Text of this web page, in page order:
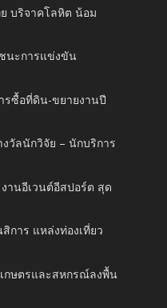
บริจาคโลหิต น้อม
นะการแข่งขัน
รซื้อที่ดิน-ขยายงานปี
งวัลนักวิจัย – นักบริการ
านอีเวนต์อีสปอร์ต สุด
การ แหล่งท่องเที่ยว
กษตรและสหกรณ์ลงพื้น